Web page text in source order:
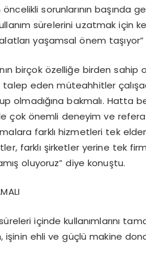
sorunlarının başında
sürelerini uzatmak için
yaşamsal önem taşıyor”
birçok özelliğe birden sahip
eden müteahhitler
olmadığına bakmalı. Hatta
çok önemli deneyim ve
farklı hizmetleri tek
farklı şirketler yerine tek
oluyoruz” diye konuştu.
süreleri içinde kullanımlarını
işinin ehli ve güçlü makine